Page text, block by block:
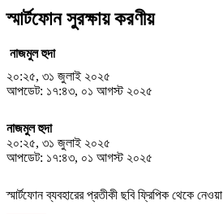
স্মার্টফোন সুরক্ষায় করণীয়
নাজমুল হুদা
২০:২৫, ৩১ জুলাই ২০২৫
আপডেট: ১৭:৪৩, ০১ আগস্ট ২০২৫
নাজমুল হুদা
২০:২৫, ৩১ জুলাই ২০২৫
আপডেট: ১৭:৪৩, ০১ আগস্ট ২০২৫
স্মার্টফোন ব্যবহারের প্রতীকী ছবি ফ্রিপিক থেকে নেওয়া